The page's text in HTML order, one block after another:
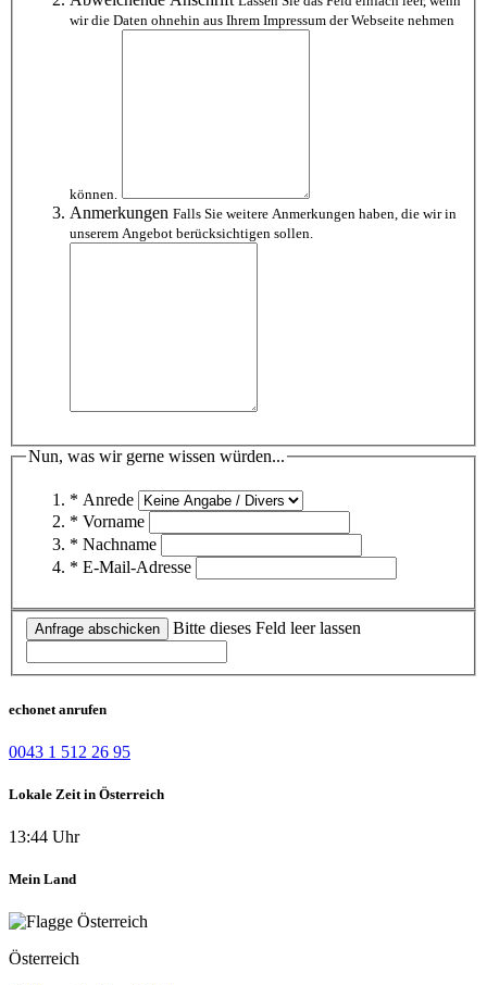
wir die Daten ohnehin aus Ihrem Impressum der Webseite nehmen
können.
Anmerkungen Falls Sie weitere Anmerkungen haben, die wir in
unserem Angebot berücksichtigen sollen.
Nun, was wir gerne wissen würden...
* Anrede
* Vorname
* Nachname
* E-Mail-Adresse
Anfrage abschicken Bitte dieses Feld leer lassen
echonet anrufen
0043 1 512 26 95
Lokale Zeit in Österreich
13:44 Uhr
Mein Land
Österreich